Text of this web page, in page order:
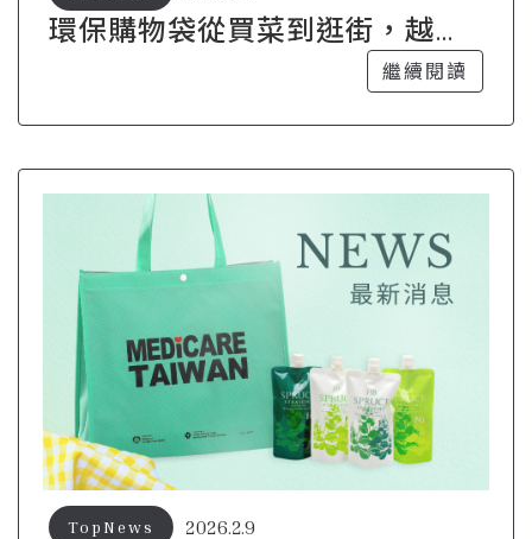
環保購物袋從買菜到逛街，越簡
繼續閱讀
2026.2.9
TopNews